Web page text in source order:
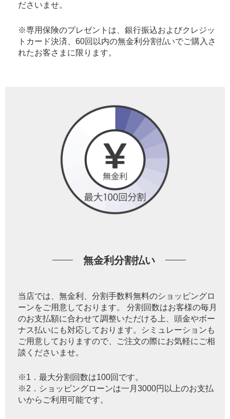
ださいませ。
※専用保険のプレゼントは、銀行振込およびクレジッ
トカード決済、60回以内の無金利分割払いでご購入さ
れたお客さまに限ります。
無金利分割払い
当店では、無金利、分割手数料無料のショッピングロ
ーンをご用意しております。 分割回数はお客様の毎月
のお支払額に合わせて調整いただける上、頭金やボー
ナス払いにも対応しております。シミュレーションも
ご用意しておりますので、ご注文の際にお気軽にご相
談くださいませ。
※1．最大分割回数は100回です。
※2．ショッピングローンは一月3000円以上のお支払
いからご利用可能です。